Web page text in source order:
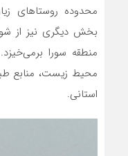
محدوده روستاهای
بخش دیگری نیز از
منطقه سورا
محیط زیست، منابع
استانی.